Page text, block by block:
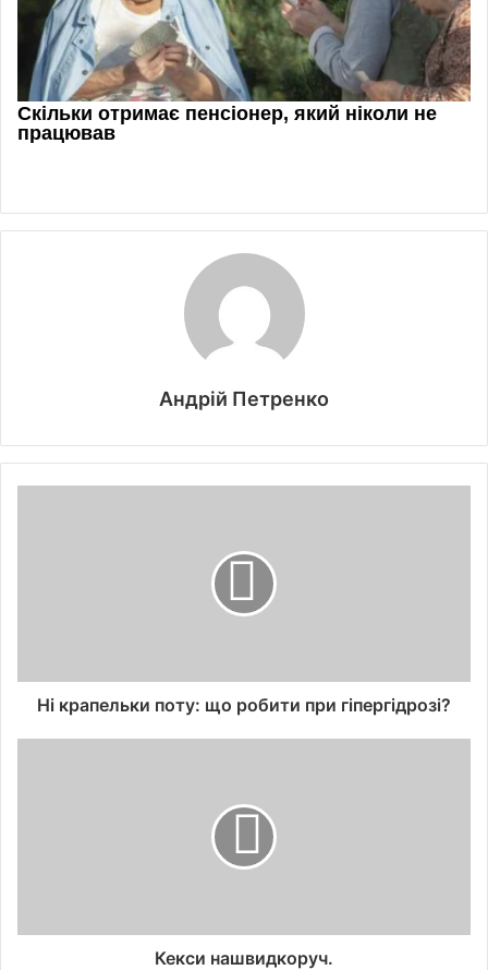
Андрій Петренко
Ні крапельки поту: що робити при гіпергідрозі?
Кекси нашвидкоруч.